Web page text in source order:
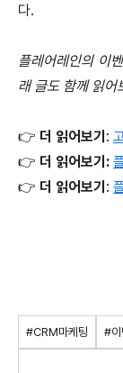
다.
플레어레인의 이
래 글도 함께 읽어
👉 더 읽어보기 :
👉 더 읽어보기:
👉 더 읽어보기 :
#CRM마케팅 #이